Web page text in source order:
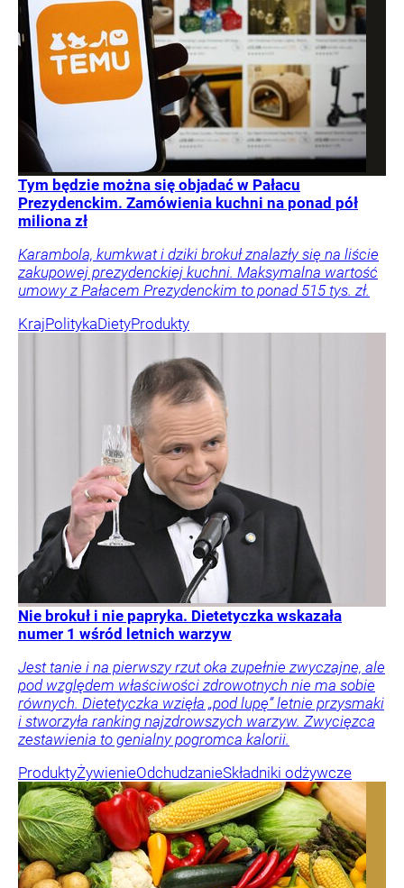
Tym będzie można się objadać w Pałacu
Prezydenckim. Zamówienia kuchni na ponad pół
miliona zł
Karambola, kumkwat i dziki brokuł znalazły się na liście
zakupowej prezydenckiej kuchni. Maksymalna wartość
umowy z Pałacem Prezydenckim to ponad 515 tys. zł.
KrajPolitykaDietyProdukty
Nie brokuł i nie papryka. Dietetyczka wskazała
numer 1 wśród letnich warzyw
Jest tanie i na pierwszy rzut oka zupełnie zwyczajne, ale
pod względem właściwości zdrowotnych nie ma sobie
równych. Dietetyczka wzięła „pod lupę” letnie przysmaki
i stworzyła ranking najzdrowszych warzyw. Zwycięzca
zestawienia to genialny pogromca kalorii.
ProduktyŻywienieOdchudzanieSkładniki odżywcze